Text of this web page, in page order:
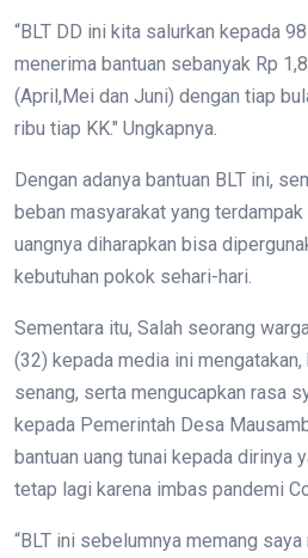
“BLT DD ini kita salurkan kepada
menerima bantuan sebanyak Rp
(April,Mei dan Juni) dengan tiap
ribu tiap KK." Ungkapnya.
Dengan adanya bantuan BLT ini,
beban masyarakat yang
uangnya diharapkan bisa
kebutuhan pokok sehari-hari.
Sementara itu, Salah seorang
(32) kepada media ini
senang, serta mengucapkan rasa
kepada Pemerintah Desa
bantuan uang tunai kepada dirinya
tetap lagi karena imbas pandemi
“BLT ini sebelumnya memang